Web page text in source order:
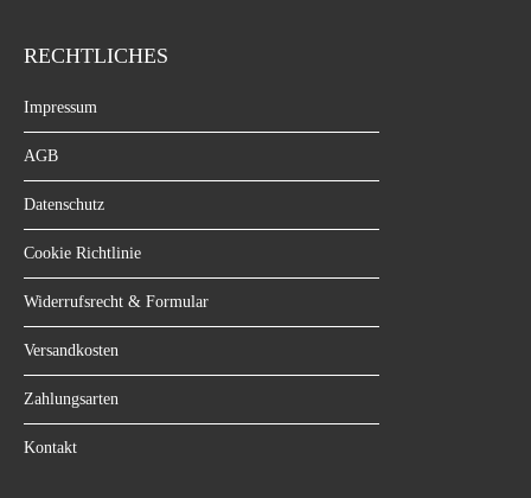
RECHTLICHES
Impressum
AGB
Datenschutz
Cookie Richtlinie
Widerrufsrecht & Formular
Versandkosten
Zahlungsarten
Kontakt